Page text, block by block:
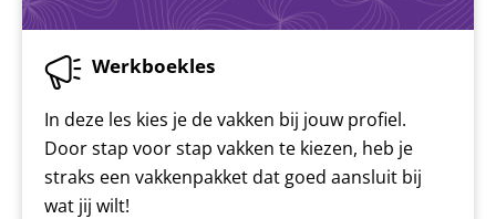
Werkboekles
In deze les kies je de vakken bij jouw profiel.
Door stap voor stap vakken te kiezen, heb je
straks een vakkenpakket dat goed aansluit bij
wat jij wilt!